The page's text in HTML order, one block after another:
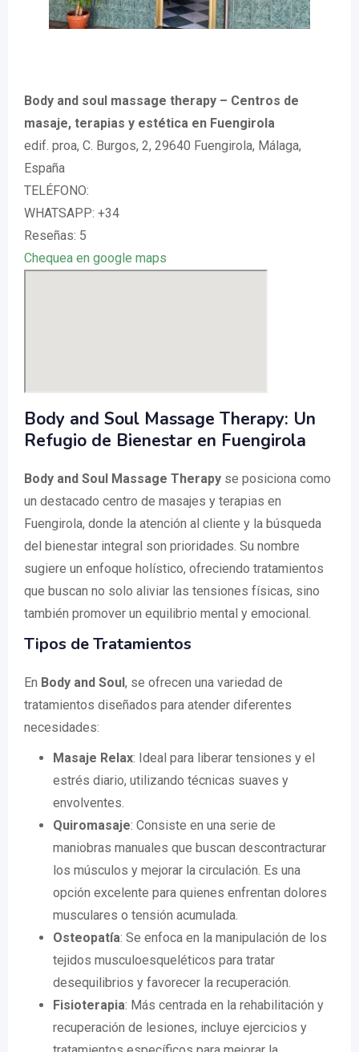
Body and soul massage therapy – Centros de
masaje, terapias y estética en Fuengirola
edif. proa, C. Burgos, 2, 29640 Fuengirola, Málaga,
España
TELÉFONO:
WHATSAPP: +34
Reseñas: 5
Chequea en google maps
Body and Soul Massage Therapy: Un
Refugio de Bienestar en Fuengirola
Body and Soul Massage Therapy se posiciona como
un destacado centro de masajes y terapias en
Fuengirola, donde la atención al cliente y la búsqueda
del bienestar integral son prioridades. Su nombre
sugiere un enfoque holístico, ofreciendo tratamientos
que buscan no solo aliviar las tensiones físicas, sino
también promover un equilibrio mental y emocional.
Tipos de Tratamientos
En Body and Soul, se ofrecen una variedad de
tratamientos diseñados para atender diferentes
necesidades:
Masaje Relax: Ideal para liberar tensiones y el
estrés diario, utilizando técnicas suaves y
envolventes.
Quiromasaje: Consiste en una serie de
maniobras manuales que buscan descontracturar
los músculos y mejorar la circulación. Es una
opción excelente para quienes enfrentan dolores
musculares o tensión acumulada.
Osteopatía: Se enfoca en la manipulación de los
tejidos musculoesqueléticos para tratar
desequilibrios y favorecer la recuperación.
Fisioterapia: Más centrada en la rehabilitación y
recuperación de lesiones, incluye ejercicios y